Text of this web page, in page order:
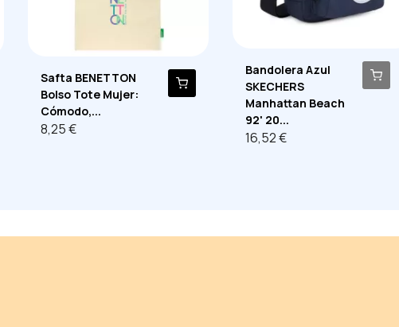
Safta BENETTON
Bolso Tote Mujer:
Cómodo,...
8,25 €
Bandolera Azul
SKECHERS
Manhattan Beach
92' 20...
16,52 €